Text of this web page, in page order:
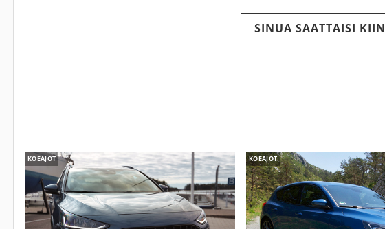
SINUA SAATTAISI
KOEAJOT KOEAJOT